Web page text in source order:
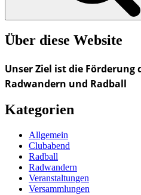
Über diese Website
Unser Ziel ist die Förderung
Radwandern und Radball
Kategorien
Allgemein
Clubabend
Radball
Radwandern
Veranstaltungen
Versammlungen